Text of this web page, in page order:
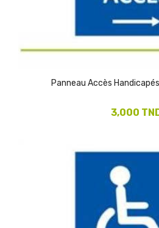
Panneau Accès
3,000